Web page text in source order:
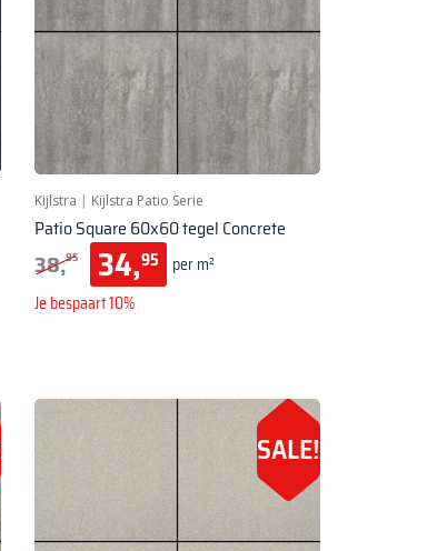
Kijlstra | Kijlstra Patio Serie
Patio Square 60x60 tegel Concrete
38,95 34,95
per m²
Je bespaart 10%
SALE!